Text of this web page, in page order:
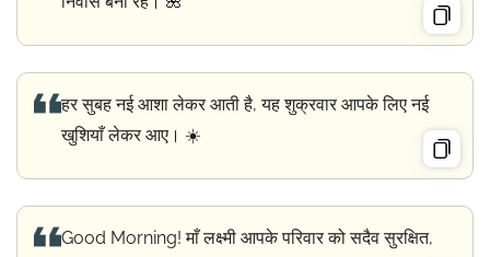
हर सुबह नई आशा लेकर आती है, यह शुक्रवार आपके लिए नई
खुशियाँ लेकर आए। ☀️
Good Morning! माँ लक्ष्मी आपके परिवार को सदैव सुरक्षित,